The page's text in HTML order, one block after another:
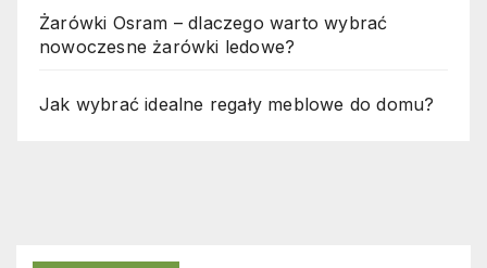
Żarówki Osram – dlaczego warto wybrać
nowoczesne żarówki ledowe?
Jak wybrać idealne regały meblowe do domu?